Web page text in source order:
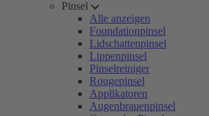
Pinsel
Alle anzeigen
Foundationpinsel
Lidschattenpinsel
Lippenpinsel
Pinselreiniger
Rougepinsel
Applikatoren
Augenbrauenpinsel